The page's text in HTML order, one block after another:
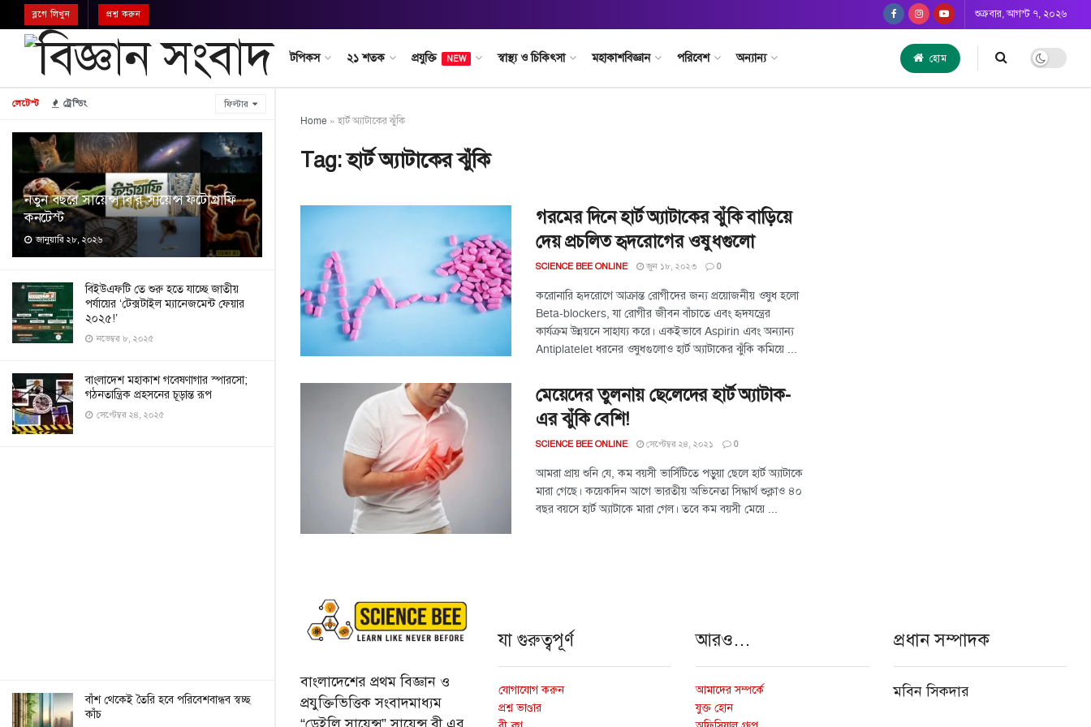
লেটেস্ট ট্রেন্ডিং ফিল্টার
নতুন বছরে সায়েন্স বি’র সায়েন্স ফটোগ্রাফি
কনটেস্ট
জানুয়ারি ২৮, ২০২৬
বিইউএফটি তে শুরু হতে যাচ্ছে জাতীয়
পর্যায়ের ‘টেক্সটাইল ম্যানেজমেন্ট ফেয়ার
২০২৫!’
নভেম্বর ৮, ২০২৫
বাংলাদেশ মহাকাশ গবেষণাগার স্পারসো;
গঠনতান্ত্রিক প্রহসনের চূড়ান্ত রূপ
সেপ্টেম্বর ২৪, ২০২৫
বাঁশ থেকেই তৈরি হবে পরিবেশবান্ধব স্বচ্ছ
কাঁচ
ব্লগে লিখুন প্রশ্ন করুন শুক্রবার, আগস্ট ৭, ২০২৬
টপিকস ২১ শতক প্রযুক্তি NEW স্বাস্থ্য ও চিকিৎসা মহাকাশবিজ্ঞান পরিবেশ অন্যান্য হোম
Home »হার্ট অ্যাটাকের ঝুঁকি
Tag:হার্ট অ্যাটাকের ঝুঁকি
গরমের দিনে হার্ট অ্যাটাকের ঝুঁকি বাড়িয়ে
দেয় প্রচলিত হৃদরোগের ওষুধগুলো
SCIENCE BEE ONLINE জুন ১৮, ২০২৩ 0
করোনারি হৃদরোগে আক্রান্ত রোগীদের জন্য প্র‍য়োজনীয় ওষুধ হলো
Beta-blockers, যা রোগীর জীবন বাঁচাতে এবং হৃদযন্ত্রের
কার্যক্রম উন্নয়নে সাহায্য করে। একইভাবে Aspirin এবং অন্যান্য
Antiplatelet ধরনের ওষুধগুলোও হার্ট অ্যাটাকের ঝুঁকি কমিয়ে ...
মেয়েদের তুলনায় ছেলেদের হার্ট অ্যাটাক-
এর ঝুঁকি বেশি!
SCIENCE BEE ONLINE সেপ্টেম্বর ২৪, ২০২১ 0
আমরা প্রায় শুনি যে, কম বয়সী ভার্সিটিতে পড়ুয়া ছেলে হার্ট অ্যাটাকে
মারা গেছে। কয়েকদিন আগে ভারতীয় অভিনেতা সিদ্ধার্থ শুক্লাও ৪০
বছর বয়সে হার্ট অ্যাটাকে মারা গেল। তবে কম বয়সী মেয়ে ...
বাংলাদেশের প্রথম বিজ্ঞান ও
প্রযুক্তিভিত্তিক সংবাদমাধ্যম
যা গুরুত্বপূর্ণ
যোগাযোগ করুন
প্রশ্ন ভাণ্ডার
আরও…
আমাদের সম্পর্কে
যুক্ত হোন
প্রধান সম্পাদক
মবিন সিকদার